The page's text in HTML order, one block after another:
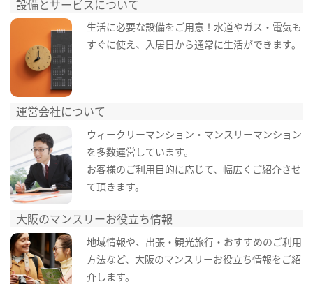
設備とサービスについて
生活に必要な設備をご用意！水道やガス・電気も
すぐに使え、入居日から通常に生活ができます。
運営会社について
ウィークリーマンション・マンスリーマンション
を多数運営しています。
お客様のご利用目的に応じて、幅広くご紹介させ
て頂きます。
大阪のマンスリーお役立ち情報
地域情報や、出張・観光旅行・おすすめのご利用
方法など、大阪のマンスリーお役立ち情報をご紹
介します。